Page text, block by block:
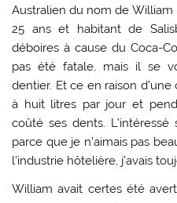
Australien du nom de
25 ans et habitant de
déboires à cause du Coca-
pas été fatale, mais il se
dentier. Et ce en raison
à huit litres par jour et
coûté ses dents. L’intéressé
parce que je n’aimais pas
l’industrie hôtelière, j’avais
William avait certes été